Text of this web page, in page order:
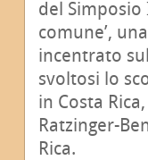
del Simposio
comune’,
incentrato
svoltosi lo
in Costa
Ratzinger-
Rica.